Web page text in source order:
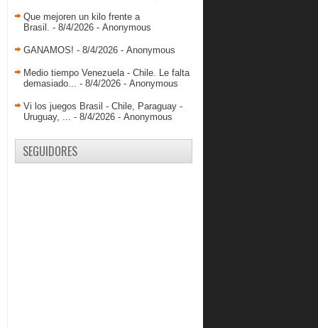
Que mejoren un kilo frente a
Brasil. - 8/4/2026 - Anonymous
GANAMOS! - 8/4/2026 - Anonymous
Medio tiempo Venezuela - Chile. Le falta
demasiado... - 8/4/2026 - Anonymous
Vi los juegos Brasil - Chile, Paraguay -
Uruguay, ... - 8/4/2026 - Anonymous
SEGUIDORES